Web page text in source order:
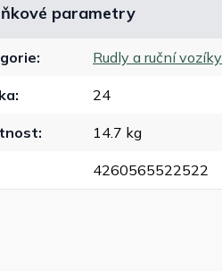
parametry
: Rudly a ruční vozíky
: 24
: 14.7 kg
4260565522522